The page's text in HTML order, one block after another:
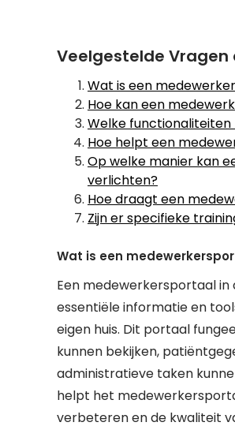
Veelgestelde Vragen
Wat is een
Hoe kan een
Welke
Hoe helpt een
Op welke manier kan
verlichten?
Hoe draagt een
Zijn er specifieke
Wat is een
Een medewerkersportaal
essentiële informatie en
eigen huis. Dit portaal
kunnen bekijken,
administratieve taken
helpt het
verbeteren en de kwaliteit